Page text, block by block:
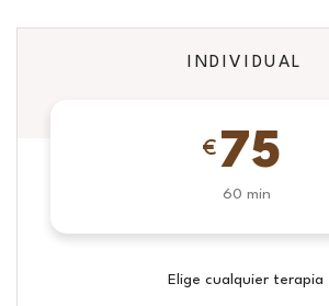
INDIVIDUAL
€ 75
60 min
Elige cualquier terapia